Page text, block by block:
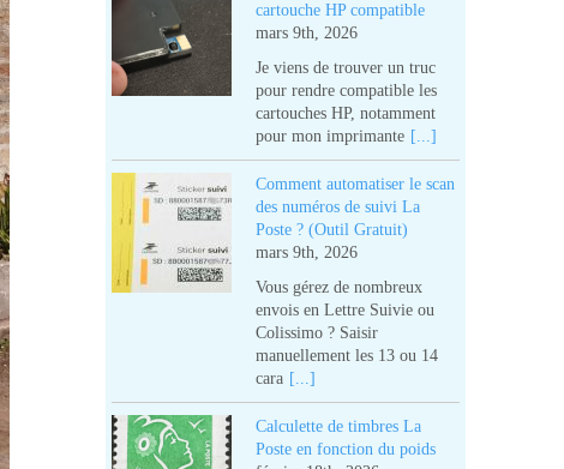
cartouche HP compatible
mars 9th, 2026
Je viens de trouver un truc
pour rendre compatible les
cartouches HP, notamment
pour mon imprimante [...]
Comment automatiser le scan
des numéros de suivi La
Poste ? (Outil Gratuit)
mars 9th, 2026
Vous gérez de nombreux
envois en Lettre Suivie ou
Colissimo ? Saisir
manuellement les 13 ou 14
cara [...]
Calculette de timbres La
Poste en fonction du poids